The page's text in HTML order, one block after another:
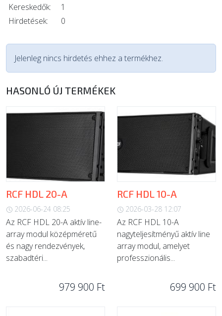
Kereskedők:
1
Hirdetések:
0
Jelenleg nincs hirdetés ehhez a termékhez.
HASONLÓ ÚJ TERMÉKEK
RCF HDL 20-A
2026-06-24 08:25
Az RCF HDL 20-A aktív line-
array modul középméretű
és nagy rendezvények,
szabadtéri...
979 900 Ft
RCF HDL 10-A
2026-03-28 12:07
Az RCF HDL 10-A
nagyteljesítményű aktív line
array modul, amelyet
professzionális...
699 900 Ft